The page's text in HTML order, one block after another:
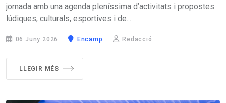
jornada amb una agenda pleníssima d’activitats i propostes
lúdiques, culturals, esportives i de...
06 Juny 2026 Encamp Redacció
LLEGIR MÉS